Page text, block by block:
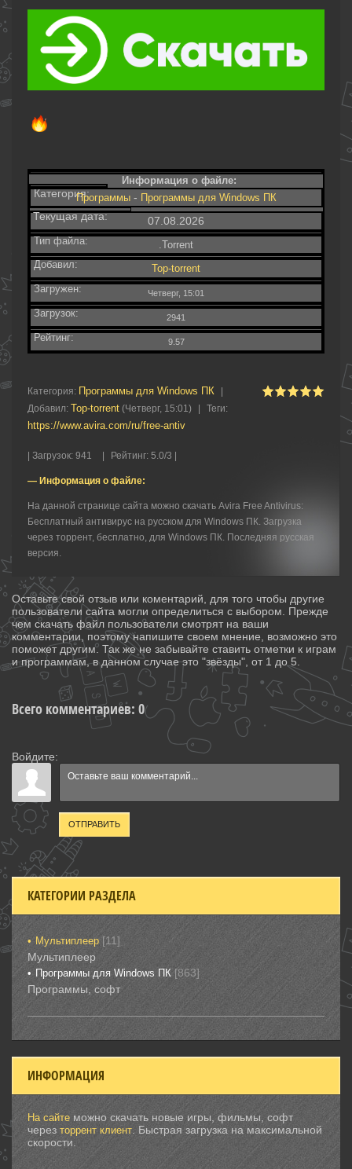
Информация о файле:
Категория:Программы- Программы для Windows ПК
Текущая дата: 07.08.2026
Тип файла:
.Torrent
Добавил:
Top-torrent
Загружен:
Четверг, 15:01
Загрузок: 2941
Рейтинг: 9.57
Категория: Программы для Windows ПК
Добавил: Top-torrent (Четверг, 15:01) Теги:
https://www.avira.com/ru/free-antiv
Загрузок: 941 Рейтинг: 5.0/3 |
— Информация о файле:
На данной странице сайта можно скачать Avira Free Antivirus:
Бесплатный антивирус на русском для Windows ПК. Загрузка
через торрент, бесплатно, для Windows ПК. Последняя русская
версия.
Оставьте свой отзыв или коментарий, для того чтобы другие
пользователи сайта могли определиться с выбором. Прежде
чем скачать файл пользователи смотрят на ваши
комментарии, поэтому напишите своем мнение, возможно это
поможет другим. Так же не забывайте ставить отметки к играм
и программам, в данном случае это "звёзды", от 1 до 5.
Всего комментариев: 0
Войдите:
ОТПРАВИТЬ
КАТЕГОРИИ РАЗДЕЛА
Мультиплеер [11]
Мультиплеер
Программы для Windows ПК [863]
Программы, софт
ИНФОРМАЦИЯ
На сайте можно скачать новые игры, фильмы, софт
через торрент клиент . Быстрая загрузка на максимальной
скорости.